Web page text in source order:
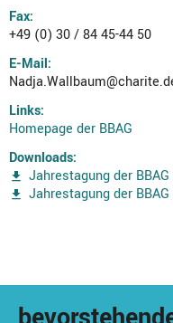
Fax:
+49 (0) 30 / 84 45-44 50
E-Mail:
Links:
Homepage der BBAG
Downloads:
Jahrestagung der
Jahrestagung der